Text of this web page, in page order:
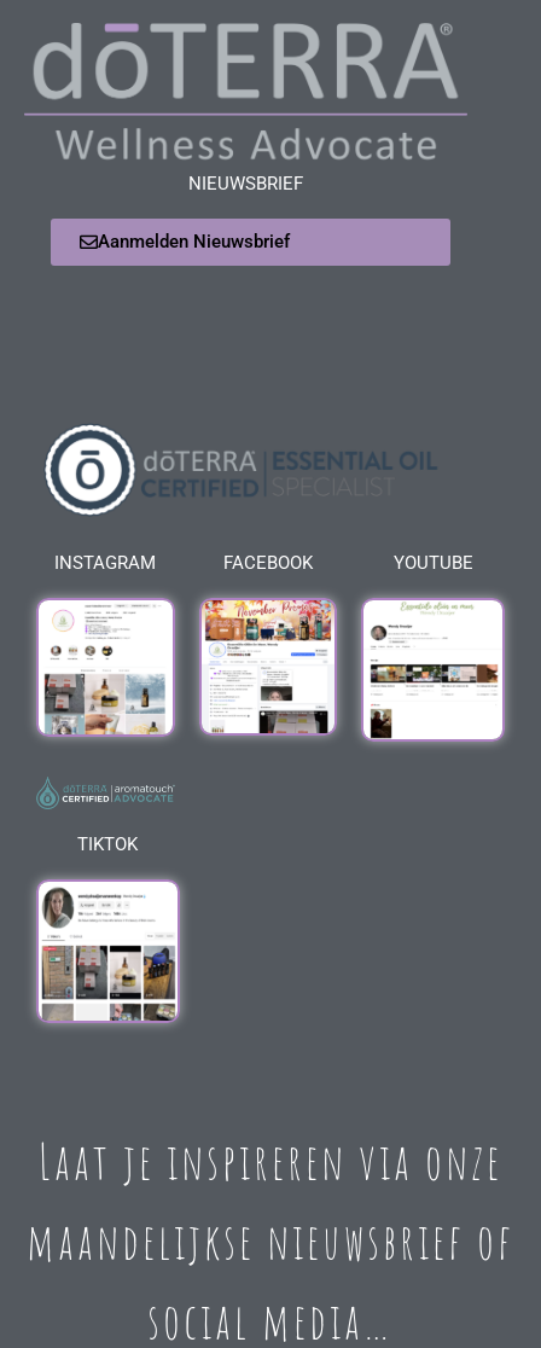
NIEUWSBRIEF
Aanmelden Nieuwsbrief
INSTAGRAM FACEBOOK YOUTUBE
TIKTOK
Laat je inspireren via onze
maandelijkse nieuwsbrief of
social media…